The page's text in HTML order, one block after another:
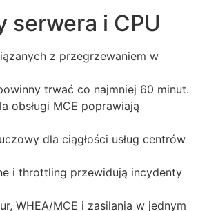
i CPU
z przegrzewaniem w
trwać co najmniej 60 minut.
obsługi MCE poprawiają
dla ciągłości usług centrów
i throttling przewidują incydenty
WHEA/MCE i zasilania w jednym